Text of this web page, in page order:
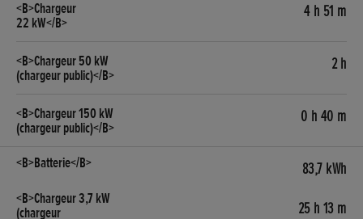
4 h 51 m
2 h
0 h 40 m
83,7 kWh
25 h 13 m